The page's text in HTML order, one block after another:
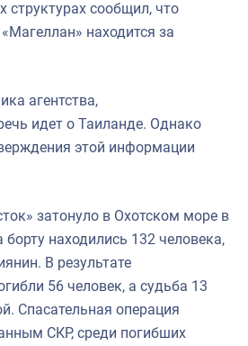
структурах сообщил, что
находится за
агентства,
идет о Таиланде. Однако
этой информации
затонуло в Охотском море в
находились 132 человека,
В результате
56 человек, а судьба 13
Спасательная операция
СКР, среди погибших